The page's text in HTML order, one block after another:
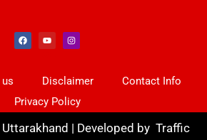
Disclaimer
Contact Info
Privacy Policy
| Developed by Traffic